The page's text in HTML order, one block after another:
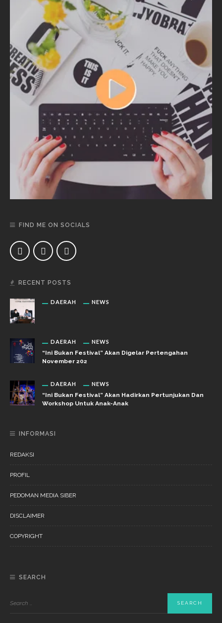
FIND ME ON SOCIALS
RECENT POSTS
DAERAH NEWS
DAERAH NEWS
“Ini Bukan Festival” Akan Digelar Pertengahan
November 202
DAERAH NEWS
“Ini Bukan Festival” Akan Hadirkan Pertunjukan Dan
Workshop Untuk Anak-Anak
INFORMASI
REDAKSI
PROFIL
PEDOMAN MEDIA SIBER
DISCLAIMER
COPYRIGHT
SEARCH